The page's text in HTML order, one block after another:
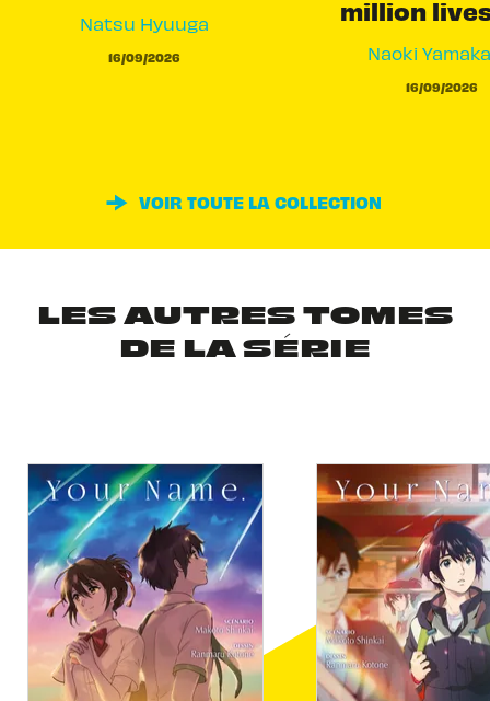
Natsu Hyuuga
16/09/2026
million
Naoki
16/09/2026
VOIR TOUTE LA COLLECTION
LES AUTRES TOMES
DE LA SÉRIE